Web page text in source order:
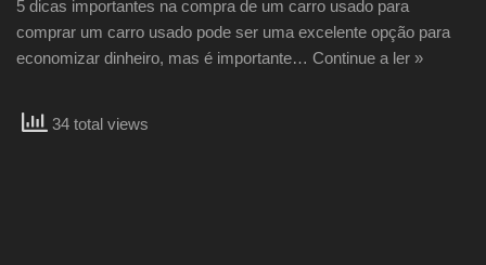
5 dicas importantes na compra de um carro usado para
comprar um carro usado pode ser uma excelente opção para
economizar dinheiro, mas é importante… Continue a ler »
34 total views